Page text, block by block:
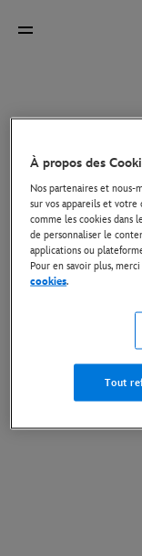
À propos des
Nos partenaires et nous-
sur vos appareils et
comme les cookies dans
de personnaliser le
applications ou
Pour en savoir plus,
cookies.
Tout